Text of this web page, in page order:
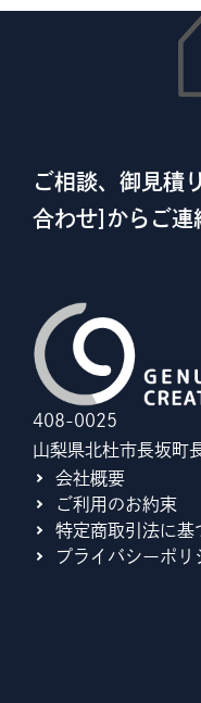
ご相談、御見積
合わせ]からご連
408-0025
山梨県北杜市長坂町
会社概要
ご利用のお約束
特定商取引法に基
プライバシーポリ